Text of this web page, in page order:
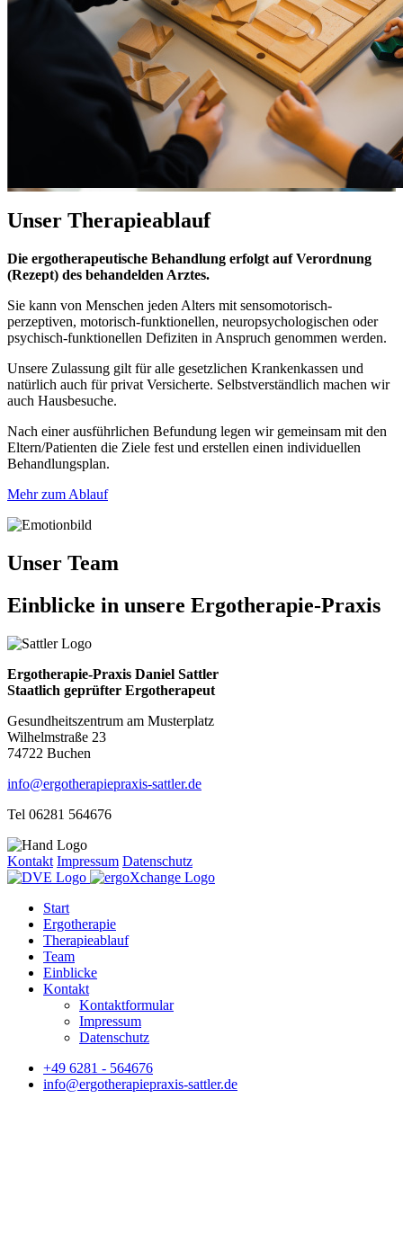
Unser Therapieablauf
Die ergotherapeutische Behandlung erfolgt auf Verordnung
(Rezept) des behandelden Arztes.
Sie kann von Menschen jeden Alters mit sensomotorisch-
perzeptiven, motorisch-funktionellen, neuropsychologischen oder
psychisch-funktionellen Defiziten in Anspruch genommen werden.
Unsere Zulassung gilt für alle gesetzlichen Krankenkassen und
natürlich auch für privat Versicherte. Selbstverständlich machen wir
auch Hausbesuche.
Nach einer ausführlichen Befundung legen wir gemeinsam mit den
Eltern/Patienten die Ziele fest und erstellen einen individuellen
Behandlungsplan.
Mehr zum Ablauf
Unser Team
Einblicke in unsere Ergotherapie-Praxis
Ergotherapie-Praxis Daniel Sattler
Staatlich geprüfter Ergotherapeut
Gesundheitszentrum am Musterplatz
Wilhelmstraße 23
74722 Buchen
info@ergotherapiepraxis-sattler.de
Tel 06281 564676
Kontakt Impressum Datenschutz
Start
Ergotherapie
Therapieablauf
Team
Einblicke
Kontakt
Kontaktformular
Impressum
Datenschutz
+49 6281 - 564676
info@ergotherapiepraxis-sattler.de